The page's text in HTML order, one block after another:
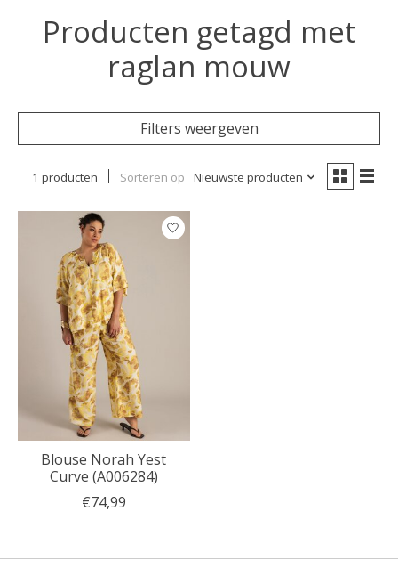
Producten getagd met
raglan mouw
Filters weergeven
1 producten Sorteren op Nieuwste producten
Blouse Norah Yest
Curve (A006284)
€74,99